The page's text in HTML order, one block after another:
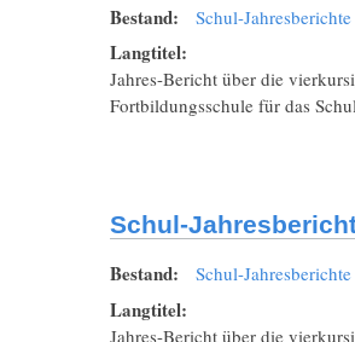
Bestand: Schul-Jahresberichte
Langtitel:
Jahres-Bericht über die
Fortbildungsschule für das
Schul-
Bestand: Schul-Jahresberichte
Langtitel:
Jahres-Bericht über die